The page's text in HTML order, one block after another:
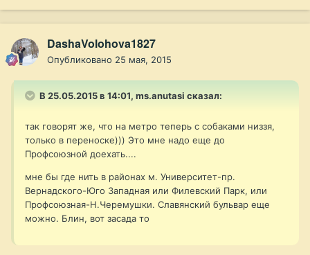
DashaVolohova1827
Опубликовано 25 мая, 2015
В 25.05.2015 в 14:01, ms.anutasi сказал:
так говорят же, что на метро теперь с собаками низзя,
только в переноске))) Это мне надо еще до
Профсоюзной доехать....
мне бы где нить в районах м. Университет-пр.
Вернадского-Юго Западная или Филевский Парк, или
Профсоюзная-Н.Черемушки. Славянский бульвар еще
можно. Блин, вот засада то